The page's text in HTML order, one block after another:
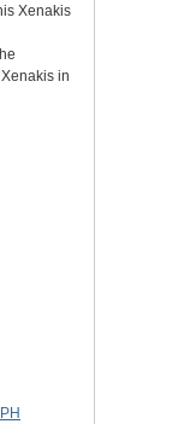
Xenakis
in